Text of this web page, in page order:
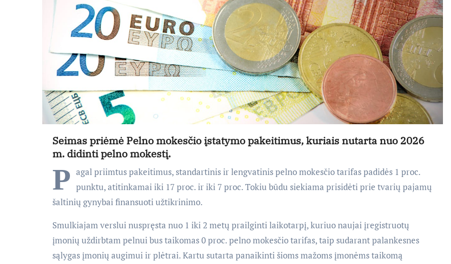
Seimas priėmė Pelno mokesčio įstatymo pakeitimus, kuriais nutarta nuo 2026
m. didinti pelno mokestį.
P agal priimtus pakeitimus, standartinis ir lengvatinis pelno mokesčio tarifas padidės 1 proc.
punktu, atitinkamai iki 17 proc. ir iki 7 proc.Tokiu būdu siekiama prisidėti prie tvarių pajamų
šaltinių gynybai finansuoti užtikrinimo.
Smulkiajam verslui nuspręsta nuo 1 iki 2 metų prailginti laikotarpį, kuriuo naujai įregistruotų
įmonių uždirbtam pelnui bus taikomas 0 proc. pelno mokesčio tarifas, taip sudarant palankesnes
sąlygas įmonių augimui ir plėtrai. Kartu sutarta panaikinti šioms mažoms įmonėms taikomą